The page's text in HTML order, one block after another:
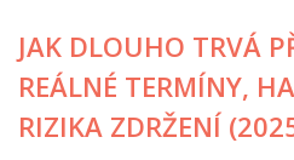
JAK DLOUHO TRVÁ
REÁLNÉ TERMÍNY,
RIZIKA ZDRŽENÍ